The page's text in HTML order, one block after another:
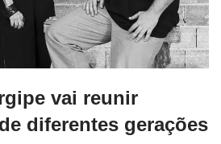
vai reunir
diferentes gerações